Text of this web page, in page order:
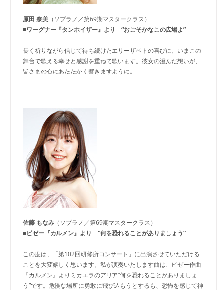
原田 奈美 （ソプラノ／第69期マスタークラス）
■ワーグナー『タンホイザー』より “おごそかなこの広場よ”
長く祈りながら信じて待ち続けたエリーザベトの喜びに、いまこの
舞台で歌える幸せと感謝を重ねて歌います。彼女の澄んだ想いが、
皆さまの心にあたたかく響きますように。
佐藤 もなみ （ソプラノ／第69期マスタークラス）
■ビゼー『カルメン』より “何を恐れることがありましょう”
この度は、「第102回研修所コンサート」に出演させていただける
ことを大変嬉しく思います。私が演奏いたします曲は、ビゼー作曲
『カルメン』よりミカエラのアリア“何を恐れることがありましょ
う”です。危険な場所に勇敢に飛び込もうとするも、恐怖を感じて神